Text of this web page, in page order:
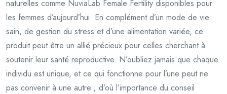
naturelles comme NuviaLab Female Fertility disponibles pour
les femmes d’aujourd’hui. En complément d’un mode de vie
sain, de gestion du stress et d’une alimentation variée, ce
produit peut être un allié précieux pour celles cherchant à
soutenir leur santé reproductive. N’oubliez jamais que chaque
individu est unique, et ce qui fonctionne pour l’une peut ne
pas convenir à une autre ; d’où l’importance du conseil